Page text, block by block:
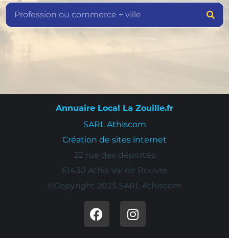
Annuaire Local La Zouille.fr
SARL Athiscom
Création de sites internet
22 rue des déportés
61430 Athis Val de Rouvre
©Copyright 2025 SARL Athiscom